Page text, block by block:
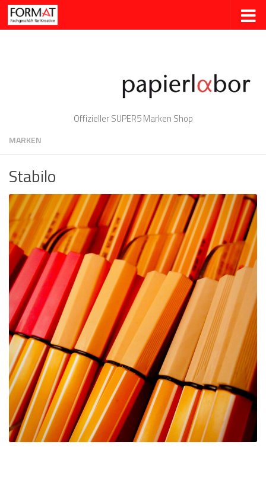
Zum Inhalt springen
Offizieller SUPER5 Marken Shop
MARKEN
Stabilo